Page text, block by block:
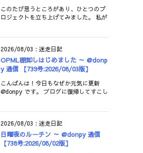
このたび思うところがあり、ひとつのプ
ロジェクトを立ち上げてみました。 私が
2026/08/03 : 迷走日記
OPML棚卸しはじめました ～ @donp
y 通信 【739号:2026/08/03版】
こんばんは！今日もなぜか元気に更新
@donpy です。 ブログに復帰してすこし
2026/08/03 : 迷走日記
日曜夜のルーチン ～ @donpy 通信
【738号:2026/08/02版】